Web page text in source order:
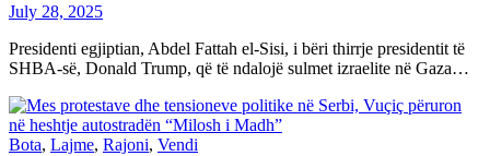
July 28, 2025
Presidenti egjiptian, Abdel Fattah el-Sisi, i bëri thirrje presidentit të
SHBA-së, Donald Trump, që të ndalojë sulmet izraelite në Gaza…
Bota, Lajme, Rajoni, Vendi